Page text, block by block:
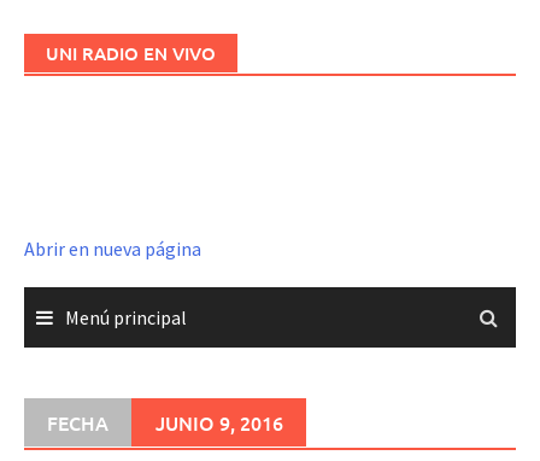
UNI RADIO EN VIVO
Abrir en nueva página
Menú principal
FECHA JUNIO 9, 2016